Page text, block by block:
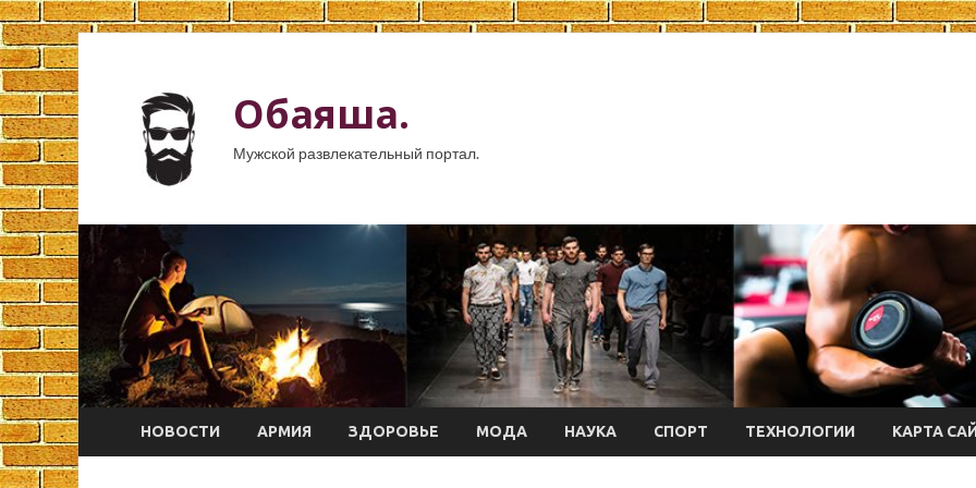
Обаяша.
Мужской развлекательный портал.
НОВОСТИ АРМИЯ ЗДОРОВЬЕ МОДА НАУКА СПОРТ ТЕХНОЛОГИИ КАРТА